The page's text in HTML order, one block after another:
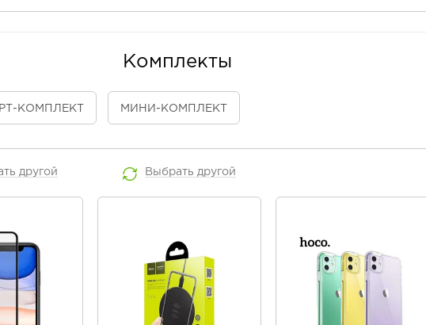
Комплекты
-КОМПЛЕКТ МИНИ -КОМПЛЕКТ
другой Выбрать другой